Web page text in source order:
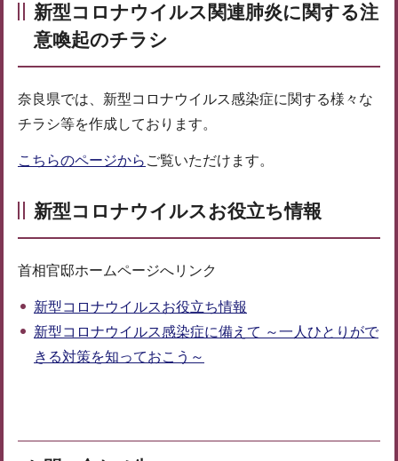
新型コロナウイルス関連肺炎に関する注
意喚起のチラシ
奈良県では、新型コロナウイルス感染症に関する様々な
チラシ等を作成しております。
こちらのページから ご覧いただけます。
新型コロナウイルスお役立ち情報
首相官邸ホームページへリンク
新型コロナウイルスお役立ち情報
新型コロナウイルス感染症に備えて ～一人ひとりがで
きる対策を知っておこう～